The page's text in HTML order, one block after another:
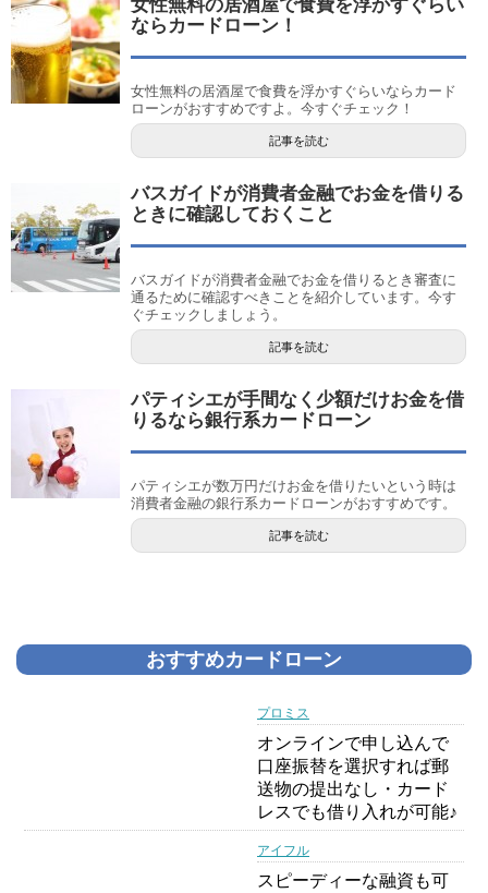
女性無料の居酒屋で食費を浮かすぐらい
ならカードローン！
女性無料の居酒屋で食費を浮かすぐらいならカード
ローンがおすすめですよ。今すぐチェック！
記事を読む
バスガイドが消費者金融でお金を借りる
ときに確認しておくこと
バスガイドが消費者金融でお金を借りるとき審査に
通るために確認すべきことを紹介しています。今す
ぐチェックしましょう。
記事を読む
パティシエが手間なく少額だけお金を借
りるなら銀行系カードローン
パティシエが数万円だけお金を借りたいという時は
消費者金融の銀行系カードローンがおすすめです。
記事を読む
おすすめカードローン
プロミス
オンラインで申し込んで
口座振替を選択すれば郵
送物の提出なし・カード
レスでも借り入れが可能♪
アイフル
スピーディーな融資も可